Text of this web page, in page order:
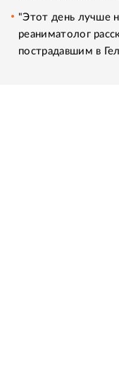
"Этот день лучше
реаниматолог
пострадавшим в